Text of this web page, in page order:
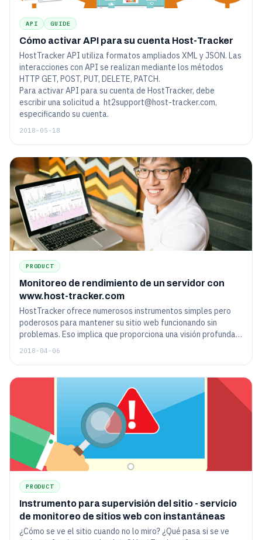
API GUIDE
Cómo activar API para su cuenta Host-Tracker
HostTracker API utiliza formatos ampliados XML y JSON. Las
interacciones con API se realizan mediante los métodos
HTTP GET, POST, PUT, DELETE, PATCH.
Para activar API para su cuenta de HostTracker, debe
escribir una solicitud a ht2support@host-tracker.com,
especificando su cuenta.
2018-05-18
PRODUCT
Monitoreo de rendimiento de un servidor con
www.host-tracker.com
HostTracker ofrece numerosos instrumentos simples pero
poderosos para mantener su sitio web funcionando sin
problemas. Eso implica que proporciona una visión profunda
de los parámetros de recursos del servidor, como CPU, RAM y
debería adoptarla.
2018-04-06
PRODUCT
Instrumento para supervisión del sitio - servicio
de monitoreo de sitios web con instantáneas
¿Cómo se ve el sitio cuando no lo miro? ¿Qué pasa si se ve